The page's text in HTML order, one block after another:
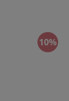
10%